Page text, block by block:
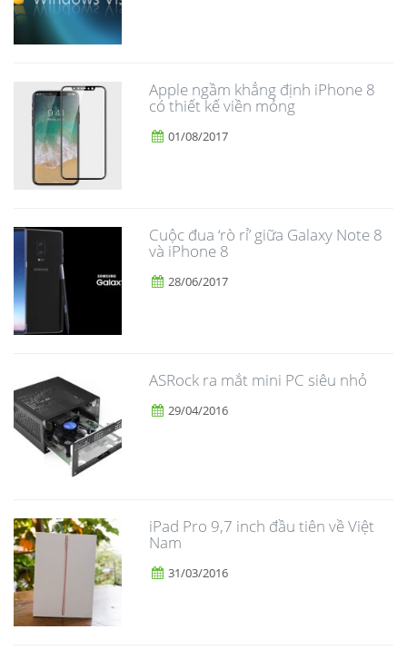
Apple ngầm khẳng định iPhone 8
có thiết kế viền mỏng
01/08/2017
​Cuộc đua ‘rò rỉ’ giữa Galaxy Note 8
và iPhone 8
28/06/2017
ASRock ra mắt mini PC siêu nhỏ
29/04/2016
iPad Pro 9,7 inch đầu tiên về Việt
Nam
31/03/2016